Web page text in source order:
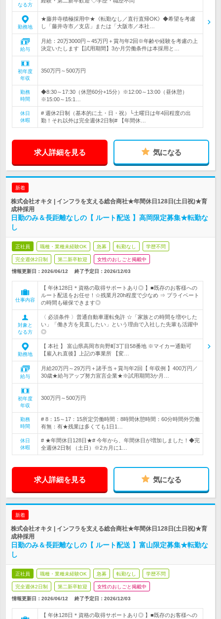
なる方
勤務地
★藤井寺積極採用中★《転勤なし／直行直帰OK》◆希望を考慮
し「藤井寺市／支店」または「大阪市／本社…
給与
月給：20万3000円～45万円＋賞与年2回※年齢や経験を考慮の上
決定いたします【試用期間】3か月労働条件は本採用と…
初年度
年収
350万円～500万円
勤務
時間
◆8:30～17:30（休憩60分+15分）※12:00～13:00（昼休憩）
※15:00～15:1…
休日
休暇
# 週休2日制（基本的に土・日・祝）└土曜日は年4回程度の出
勤！それ以外は完全週休2日制# 【年間休…
求人詳細を見る 気になる
新着
株式会社オキタ | インフラを支える総合商社★年間休日128日(土日祝)★育
成枠採用
日勤のみ＆長距離なしの【 ルート配送 】高岡限定募集★転勤な
し
正社員 職種・業種未経験OK 急募 転勤なし 学歴不問
完全週休2日制 第二新卒歓迎 女性のおしごと掲載中
情報更新日：2026/06/12 終了予定日： 2026/12/03
仕事内容
【 年休128日＊資格の取得サポートあり◎ 】■既存のお客様への
ルート配送をお任せ！☆残業月20h程度で少なめ ⇒ プライベート
の時間も確保できます◎
対象と
なる方
〈 必須条件 〉普通自動車運転免許 ☆「家族との時間を増やした
い」「働き方を見直したい」という理由で入社した先輩も活躍中
◎
勤務地
【 本社 】 富山県高岡市向野町3丁目58番地 ※マイカー通勤可
【雇入れ直後】上記の事業所 【変…
給与
月給20万円～29万円＋諸手当＋賞与年2回【 年収例 】400万円／
30歳★給与アップ努力宣言企業★※試用期間3か月…
初年度
年収
300万円～500万円
勤務
時間
# 8：15～17：15所定労働時間：8時間休憩時間：60分時間外労働
有無：有★残業は多くても1日1…
休日
休暇
# ★年間休日128日★# 今年から、年間休日が増加しました！◆完
全週休2日制 （土日）※2カ月に1…
求人詳細を見る 気になる
新着
株式会社オキタ | インフラを支える総合商社★年間休日128日(土日祝)★育
成枠採用
日勤のみ＆長距離なしの【 ルート配送 】富山限定募集★転勤な
し
正社員 職種・業種未経験OK 急募 転勤なし 学歴不問
完全週休2日制 第二新卒歓迎 女性のおしごと掲載中
情報更新日：2026/06/12 終了予定日： 2026/12/03
【 年休128日＊資格の取得サポートあり◎ 】■既存のお客様への